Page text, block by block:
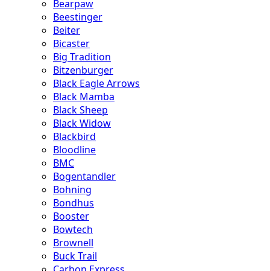
Bearpaw
Beestinger
Beiter
Bicaster
Big Tradition
Bitzenburger
Black Eagle Arrows
Black Mamba
Black Sheep
Black Widow
Blackbird
Bloodline
BMC
Bogentandler
Bohning
Bondhus
Booster
Bowtech
Brownell
Buck Trail